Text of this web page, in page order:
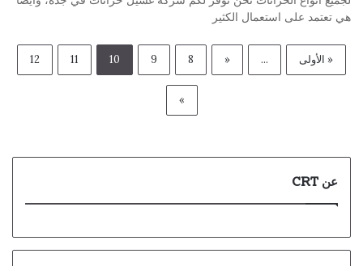
هي تعتمد على استعمال الكثير
« الأولى ...
«
8
9
10
11
12
»
عن CRT